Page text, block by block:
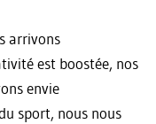
arrivons
est boostée, nos
envie
sport, nous nous